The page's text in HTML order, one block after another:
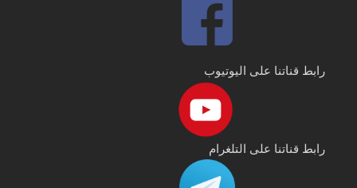
رابط قناتنا على اليوتيوب
رابط قناتنا على التلغرام